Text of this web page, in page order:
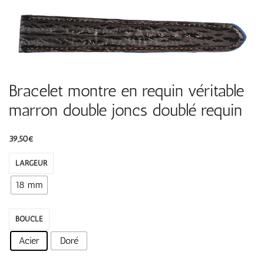
Bracelet montre en requin véritable
marron double joncs doublé requin
39,50€
LARGEUR
18 mm
BOUCLE
Acier Doré